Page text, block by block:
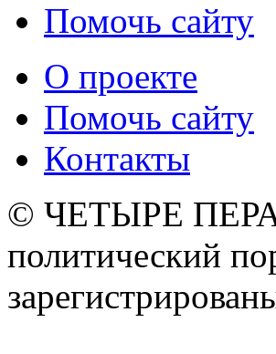
Помочь сайту
О проекте
Помочь сайту
Контакты
© ЧЕТЫРЕ ПЕРА.
политический